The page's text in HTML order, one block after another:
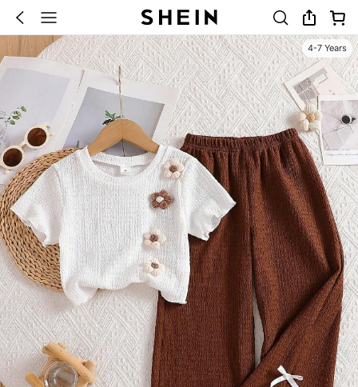
4-7 Years